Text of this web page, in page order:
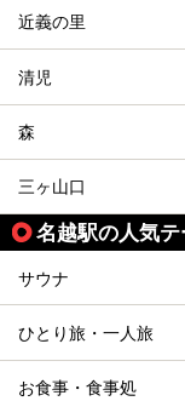
近義の里
清児
森
三ヶ山口
名越駅の人気
サウナ
ひとり旅・一人旅
お食事・食事処